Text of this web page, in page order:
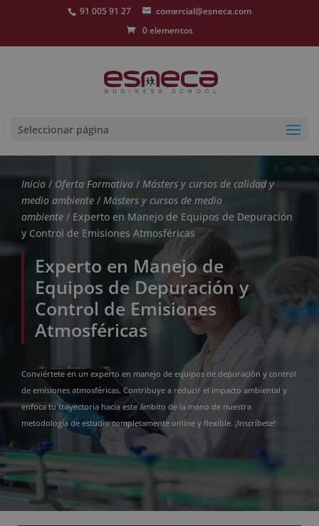
91 005 91 27
comercial@esneca.com
0 elementos
Seleccionar página
Inicio / Oferta Formativa / Másters y cursos de calidad y
medio ambiente / Másters y cursos de medio
ambiente / Experto en Manejo de Equipos de Depuración
y Control de Emisiones Atmosféricas
Experto en Manejo de
Equipos de Depuración y
Control de Emisiones
Atmosféricas
Conviértete en un experto en manejo de equipos de depuración y control
de emisiones atmosféricas. Contribuye a reducir el impacto ambiental y
enfoca tu trayectoria hacia este ámbito de la mano de nuestra
metodología de estudio completamente online y flexible. ¡Inscríbete!